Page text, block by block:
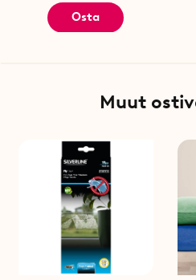
Osta
Muut